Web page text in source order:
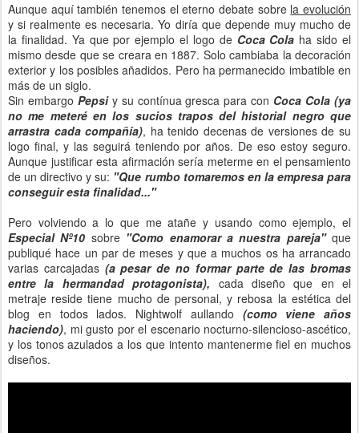
Aunque aquí también tenemos el eterno debate sobre la evolución
y si realmente es necesaria. Yo diría que depende muy mucho de
la finalidad. Ya que por ejemplo el logo de Coca Cola ha sido el
mismo desde que se creara en 1887. Solo cambiaba la decoración
exterior y los posibles añadidos. Pero ha permanecido imbatible en
más de un siglo.
Sin embargo Pepsi y su contínua gresca para con Coca Cola (ya
no me meteré en los sucios trapos del historial negro que
arrastra cada compañía), ha tenido decenas de versiones de su
logo final, y las seguirá teniendo por años. De eso estoy seguro.
Aunque justificar esta afirmación sería meterme en el pensamiento
de un directivo y su: "Que rumbo tomaremos en la empresa para
conseguir esta finalidad..."
Pero volviendo a lo que me atañe y usando como ejemplo, el
Especial Nº10 sobre"Como enamorar a nuestra pareja" que
publiqué hace un par de meses y que a muchos os ha arrancado
varias carcajadas (a pesar de no formar parte de las bromas
entre la hermandad protagonista), cada diseño que en el
metraje reside tiene mucho de personal, y rebosa la estética del
blog en todos lados. Nightwolf aullando (como viene años
haciendo), mi gusto por el escenario nocturno-silencioso-ascético,
y los tonos azulados a los que intento mantenerme fiel en muchos
diseños.